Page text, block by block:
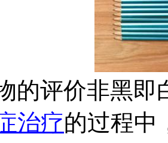
的评价非黑即
治疗的过程中